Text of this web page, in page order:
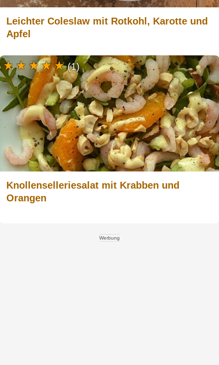
Leichter Coleslaw mit Rotkohl, Karotte und
Apfel
Knollenselleriesalat mit Krabben und
Orangen
(1)
Werbung